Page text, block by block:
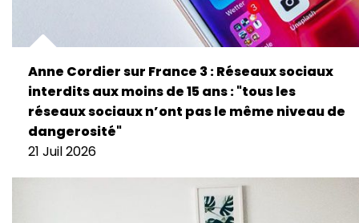
Anne Cordier sur France 3 : Réseaux sociaux
interdits aux moins de 15 ans : "tous les
réseaux sociaux n’ont pas le même niveau de
dangerosité"
21 Juil 2026